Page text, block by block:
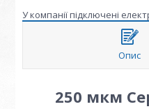
У компанії підключені
Опис
250 мкм